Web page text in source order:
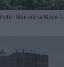
Fotó: Marcelina Mace S.